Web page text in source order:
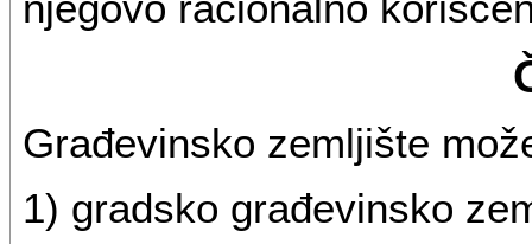
Građevinsko zemljište
1) gradsko građevinsko